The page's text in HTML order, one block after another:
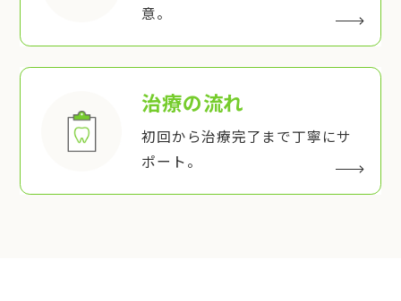
意。
治療の流れ
初回から治療完了まで丁寧にサ
ポート。